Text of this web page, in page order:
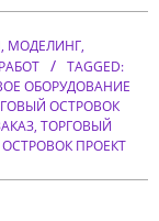
, МОДЕЛИНГ,
TAGGED:
ОБОРУДОВАНИЕ
ОСТРОВОК
, ТОРГОВЫЙ
ПРОЕКТ